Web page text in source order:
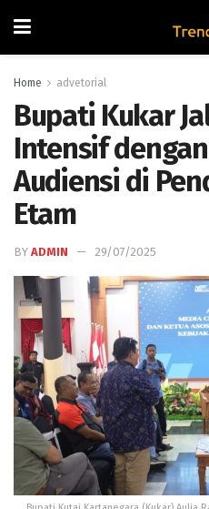
Home advetorial
Bupati Kukar
Intensif
Audiensi di
Etam
BY ADMIN 29/07/2025